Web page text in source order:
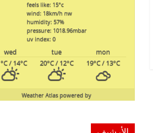
feels like: 15°c
wind: 18km/h nw
humidity: 57%
pressure: 1018.96mbar
uv index: 0
mon
tue
wed
19°C/ 13°C
20°C/ 12°C
°C/ 14°C
powered by
Weather Atlas